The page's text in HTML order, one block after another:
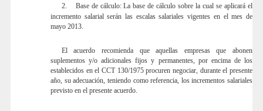
2.
Base de cálculo: La base de cálculo sobre la cual se aplicará el
incremento salarial serán las escalas salariales vigentes en el mes de
mayo 2013.
El acuerdo recomienda que aquellas empresas que abonen
suplementos y/o adicionales fijos y permanentes, por encima de los
establecidos en el CCT 130/1975 procuren negociar, durante el presente
año, su adecuación, teniendo como referencia, los incrementos salariales
previsto en el presente acuerdo.